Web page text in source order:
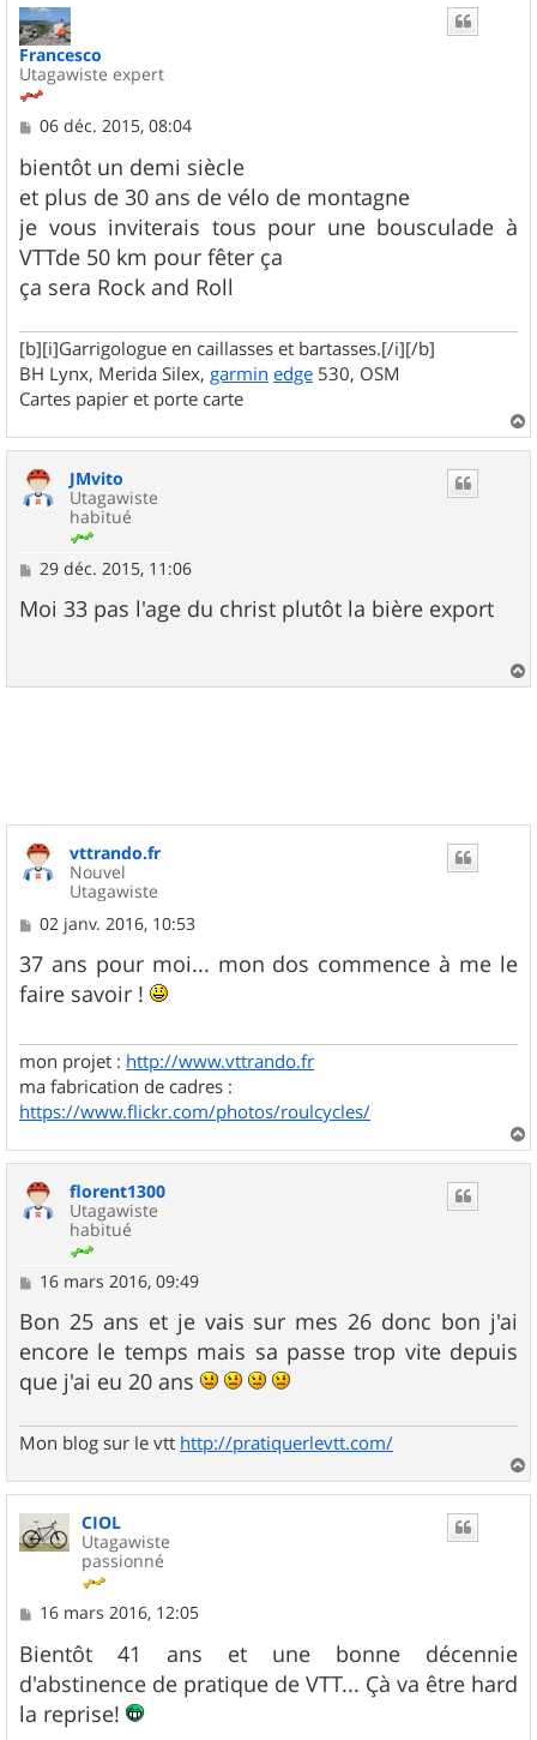
Francesco
Utagawiste expert
M
s
s
a
g
e
06 déc. 2015, 08:04
bientôt un demi siècle
et plus de 30 ans de vélo de montagne
je vous inviterais tous pour une bousculade à
VTTde 50 km pour fêter ça
ça sera Rock and Roll
[b][i]Garrigologue en caillasses et bartasses.[/i][/b]
BH Lynx, Merida Silex, garmin edge 530, OSM
Cartes papier et porte carte
a
JMvito
Utagawiste
habitué
M
s
s
29 déc. 2015, 11:06
Moi 33 pas l'age du christ plutôt la bière export
a
vttrando.fr
Nouvel
Utagawiste
M
s
s
a
02 janv. 2016, 10:53
37 ans pour moi... mon dos commence à me le
faire savoir !
mon projet : http://www.vttrando.fr
ma fabrication de cadres :
https://www.flickr.com/photos/roulcycles/
a
florent1300
Utagawiste
habitué
M
s
s
a
g
e
16 mars 2016, 09:49
Bon 25 ans et je vais sur mes 26 donc bon j'ai
encore le temps mais sa passe trop vite depuis
que j'ai eu 20 ans
Mon blog sur le vtt http://pratiquerlevtt.com/
a
CIOL
Utagawiste
passionné
M
s
s
a
g
e
16 mars 2016, 12:05
Bientôt 41 ans et une bonne décennie
d'abstinence de pratique de VTT... Çà va être hard
la reprise!